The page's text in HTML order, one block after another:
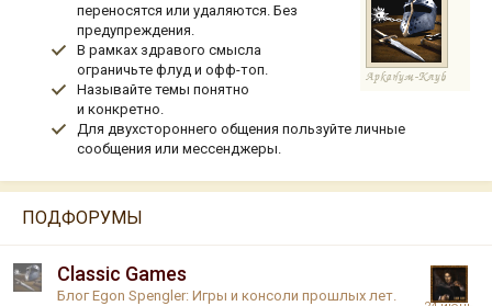
переносятся или удаляются. Без
предупреждения.
В рамках здравого смысла
ограничьте флуд и офф-топ.
Называйте темы понятно
и конкретно.
Для двухстороннего общения пользуйте личные
сообщения или мессенджеры.
ПОДФОРУМЫ
Classic Games
Блог Egon Spengler: Игры и консоли прошлых лет.